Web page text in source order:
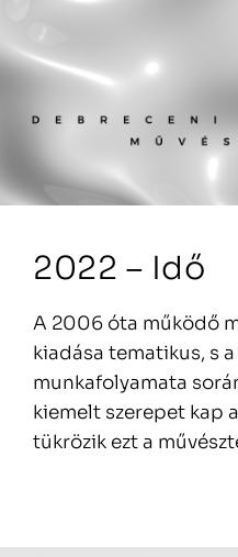
2022 – Idő
A 2006 óta működő
kiadása tematikus, s
munkafolyamata
kiemelt szerepet kap
tükrözik ezt a